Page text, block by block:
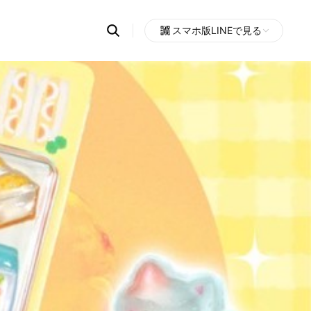
Search
OpenChats
messages
search
area
スマホ版LINEで見る